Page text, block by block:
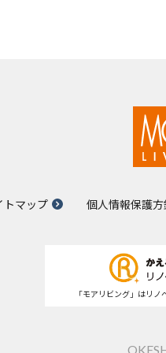
トマップ 個人情報保護方
「モアリビング」はリノ